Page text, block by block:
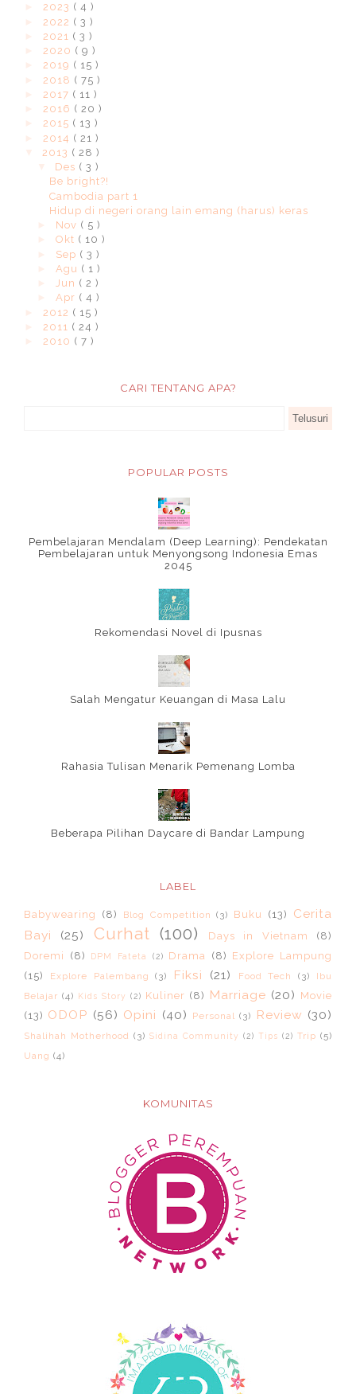
2023 ( 4 )
2022 ( 3 )
2021 ( 3 )
2020 ( 9 )
2019 ( 15 )
2018 ( 75 )
2017 ( 11 )
2016 ( 20 )
2015 ( 13 )
2014 ( 21 )
2013 ( 28 )
Des ( 3 )
Be bright?!
Cambodia part 1
Hidup di negeri orang lain emang (harus) keras
Nov ( 5 )
Okt ( 10 )
Sep ( 3 )
Agu ( 1 )
Jun ( 2 )
Apr ( 4 )
2012 ( 15 )
2011 ( 24 )
2010 ( 7 )
CARI TENTANG APA?
POPULAR POSTS
Pembelajaran Mendalam (Deep Learning): Pendekatan
Pembelajaran untuk Menyongsong Indonesia Emas
2045
Rekomendasi Novel di Ipusnas
Salah Mengatur Keuangan di Masa Lalu
Rahasia Tulisan Menarik Pemenang Lomba
Beberapa Pilihan Daycare di Bandar Lampung
LABEL
Babywearing (8) Blog Competition (3) Buku (13)
Cerita
Bayi
(25) Curhat (100) Days in Vietnam
(8)
Doremi
(8) DPM Fateta (2) Drama (8) Explore Lampung
(15)
Explore Palembang (3) Fiksi (21) Food Tech (3)
Ibu
Belajar (4) Kids Story (2) Kuliner (8) Marriage (20) Movie
(13) ODOP (56) Opini (40) Personal (3) Review (30)
Shalihah Motherhood (3) Sidina Community (2) Tips (2) Trip (5)
Uang (4)
KOMUNITAS